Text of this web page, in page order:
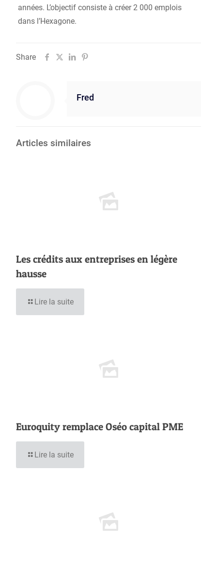
années. L’objectif consiste à créer 2 000 emplois
dans l’Hexagone.
Share
Fred
Articles similaires
Les crédits aux entreprises en légère
hausse
Lire la suite
Euroquity remplace Oséo capital PME
Lire la suite